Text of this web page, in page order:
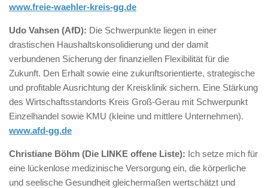
www.freie-waehler-kreis-gg.de
Udo Vahsen (AfD): Die Schwerpunkte liegen in einer
drastischen Haushaltskonsolidierung und der damit
verbundenen Sicherung der finanziellen Flexibilität für die
Zukunft. Den Erhalt sowie eine zukunftsorientierte, strategische
und profitable Ausrichtung der Kreisklinik sichern. Eine Stärkung
des Wirtschaftsstandorts Kreis Groß-Gerau mit Schwerpunkt
Einzelhandel sowie KMU (kleine und mittlere Unternehmen).
www.afd-gg.de
Christiane Böhm (Die LINKE offene Liste): Ich setze mich für
eine lückenlose medizinische Versorgung ein, die körperliche
und seelische Gesundheit gleichermaßen wertschätzt und